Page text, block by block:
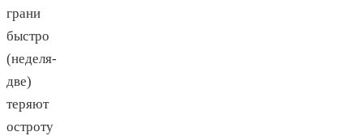
грани
быстро
(неделя-
две)
теряют
остроту